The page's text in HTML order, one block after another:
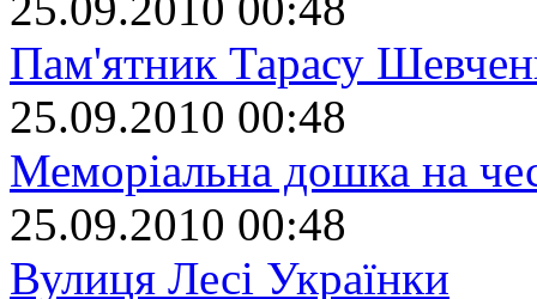
Пам'ятник Тарасу
25.09.2010 00:48
Меморіальна дошка на
25.09.2010 00:48
Вулиця Лесі Українки